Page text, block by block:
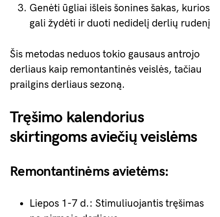
Genėti ūgliai išleis šonines šakas, kurios
gali žydėti ir duoti nedidelį derlių rudenį
Šis metodas neduos tokio gausaus antrojo
derliaus kaip remontantinės veislės, tačiau
prailgins derliaus sezoną.
Tręšimo kalendorius
skirtingoms aviečių veislėms
Remontantinėms avietėms:
Liepos 1-7 d.: Stimuliuojantis tręšimas